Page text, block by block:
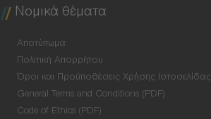
Νομικά θέματα
Αποτύπωμα
Πολιτική Απορρήτου
Όροι και Προϋποθέσεις Χρήσης Ιστοσελίδας
General Terms and Conditions (PDF)
Code of Ethics (PDF)